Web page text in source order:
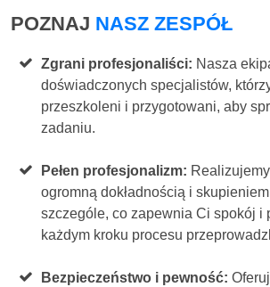
POZNAJ NASZ ZESPÓŁ
Zgrani profesjonaliści: Nasza
doświadczonych specjalistów,
przeszkoleni i przygotowani, aby
zadaniu.
Pełen profesjonalizm:
ogromną dokładnością i
szczególe, co zapewnia Ci spokój i
każdym kroku procesu
Bezpieczeństwo i pewność: